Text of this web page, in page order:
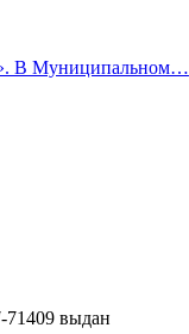
В Муниципальном…
выдан